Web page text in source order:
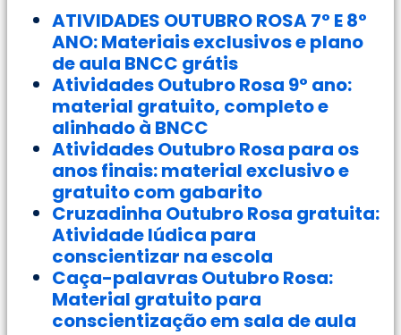
ATIVIDADES OUTUBRO ROSA 7° E 8°
ANO: Materiais exclusivos e plano
de aula BNCC grátis
Atividades Outubro Rosa 9° ano:
material gratuito, completo e
alinhado à BNCC
Atividades Outubro Rosa para os
anos finais: material exclusivo e
gratuito com gabarito
Cruzadinha Outubro Rosa gratuita:
Atividade lúdica para
conscientizar na escola
Caça-palavras Outubro Rosa:
Material gratuito para
conscientização em sala de aula